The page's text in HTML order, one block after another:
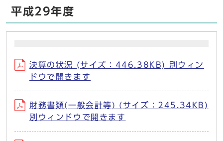
平成29年度
決算の状況 (サイズ：446.38KB) 別ウィン
ドウで開きます
財務書類(一般会計等) (サイズ：245.34KB)
別ウィンドウで開きます